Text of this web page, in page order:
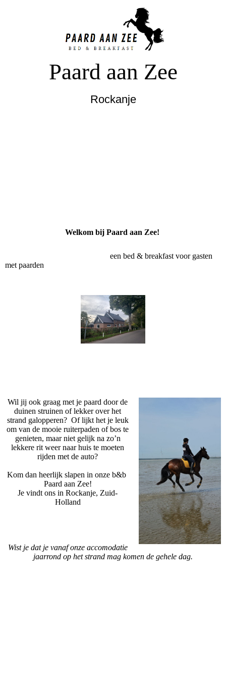
Paard aan Zee
Rockanje
Welkom bij Paard aan Zee!
een bed & breakfast voor gasten
met paarden
Wil jij ook graag met je paard door de
duinen struinen of lekker over het
strand galopperen? Of lijkt het je leuk
om van de mooie ruiterpaden of bos te
genieten, maar niet gelijk na zo’n
lekkere rit weer naar huis te moeten
rijden met de auto?
Kom dan heerlijk slapen in onze b&b
Paard aan Zee!
Je vindt ons in Rockanje, Zuid-
Holland
Wist je dat je vanaf onze accomodatie
jaarrond op het strand mag komen de gehele dag.